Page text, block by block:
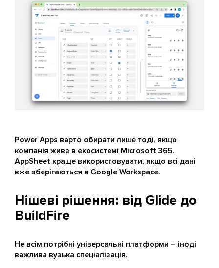
Power Apps варто обирати лише тоді, якщо
компанія живе в екосистемі Microsoft 365.
AppSheet краще використовувати, якщо всі дані
вже зберігаються в Google Workspace.
Нішеві рішення: від Glide до
BuildFire
Не всім потрібні універсальні платформи – іноді
важлива вузька спеціалізація.